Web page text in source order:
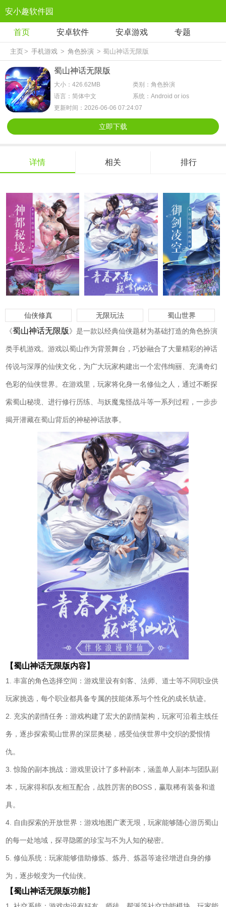
安小趣软件园
首页 安卓软件 安卓游戏 专题
主页> 手机游戏 > 角色扮演 > 蜀山神话无限版
蜀山神话无限版
大小：426.62MB
类别：角色扮演
语言：简体中文
系统：Android or ios
更新时间：2026-06-06 07:24:07
立即下载
详情 相关 排行
仙侠修真 无限玩法
蜀山世界
《蜀山神话无限版》是一款以经典仙侠题材为基础打造的角色扮演
类手机游戏。游戏以蜀山作为背景舞台，巧妙融合了大量精彩的神话
传说与深厚的仙侠文化，为广大玩家构建出一个宏伟绚丽、充满奇幻
色彩的仙侠世界。在游戏里，玩家将化身一名修仙之人，通过不断探
索蜀山秘境、进行修行历练、与妖魔鬼怪战斗等一系列过程，一步步
揭开潜藏在蜀山背后的神秘神话故事。
【蜀山神话无限版内容】
1. 丰富的角色选择空间：游戏里设有剑客、法师、道士等不同职业供
玩家挑选，每个职业都具备专属的技能体系与个性化的成长轨迹。
2. 充实的剧情任务：游戏构建了宏大的剧情架构，玩家可沿着主线任
务，逐步探索蜀山世界的深层奥秘，感受仙侠世界中交织的爱恨情
仇。
3. 惊险的副本挑战：游戏里设计了多种副本，涵盖单人副本与团队副
本，玩家得和队友相互配合，战胜厉害的BOSS，赢取稀有装备和道
具。
4. 自由探索的开放世界：游戏地图广袤无垠，玩家能够随心游历蜀山
的每一处地域，探寻隐匿的珍宝与不为人知的秘密。
5. 修仙系统：玩家能够借助修炼、炼丹、炼器等途径增进自身的修
为，逐步蜕变为一代仙侠。
【蜀山神话无限版功能】